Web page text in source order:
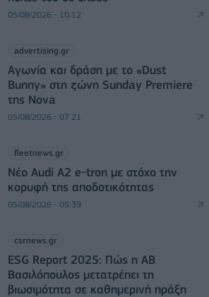
05/08/2026 - 10:12
advertising.gr
Αγωνία και δράση με το «Dust
Bunny» στη ζώνη Sunday Premiere
της Nova
05/08/2026 - 07:21
fleetnews.gr
Νέο Audi A2 e-tron με στόχο την
κορυφή της αποδοτικότητας
05/08/2026 - 05:39
csrnews.gr
ESG Report 2025: Πώς η ΑΒ
Βασιλόπουλος μετατρέπει τη
βιωσιμότητα σε καθημερινή πράξη